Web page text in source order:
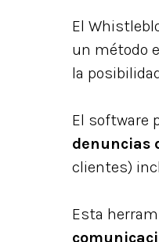
El
un método
la
El software
denuncias
clientes)
Esta